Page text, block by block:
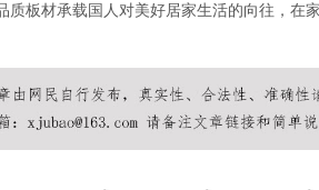
质板材承载国人对美好居家生活的向往，在